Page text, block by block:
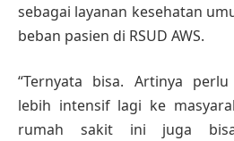
sebagai layanan kesehatan
beban pasien di RSUD AWS.
“Ternyata bisa. Artinya
lebih intensif lagi ke
rumah sakit ini juga